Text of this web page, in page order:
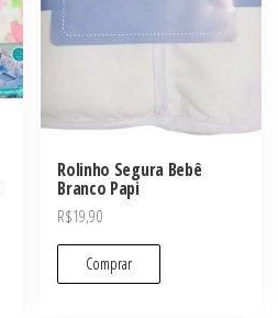
Rolinho Segura Bebê
Branco Papi
R$19,90
Comprar